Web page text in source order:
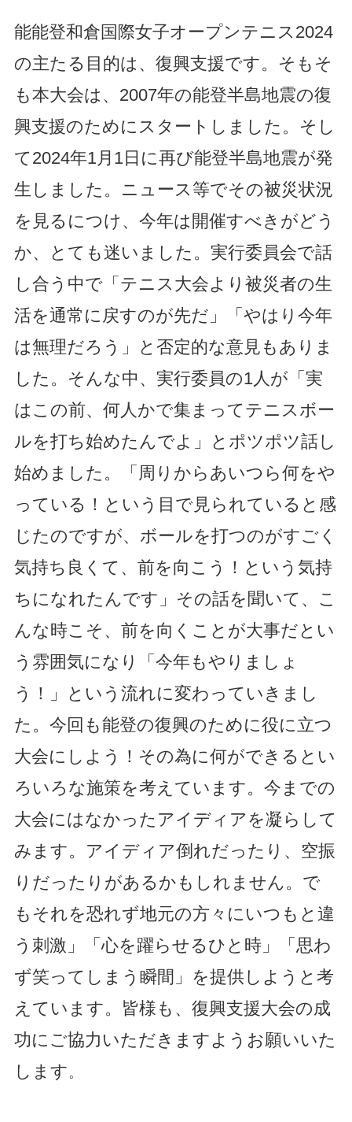
能能登和倉国際女子オープンテニス2024
の主たる目的は、復興支援です。そもそ
も本大会は、2007年の能登半島地震の復
興支援のためにスタートしました。そし
て2024年1月1日に再び能登半島地震が発
生しました。ニュース等でその被災状況
を見るにつけ、今年は開催すべきがどう
か、とても迷いました。実行委員会で話
し合う中で「テニス大会より被災者の生
活を通常に戻すのが先だ」「やはり今年
は無理だろう」と否定的な意見もありま
した。そんな中、実行委員の1人が「実
はこの前、何人かで集まってテニスボー
ルを打ち始めたんでよ」とポツポツ話し
始めました。「周りからあいつら何をや
っている！という目で見られていると感
じたのですが、ボールを打つのがすごく
気持ち良くて、前を向こう！という気持
ちになれたんです」その話を聞いて、こ
んな時こそ、前を向くことが大事だとい
う雰囲気になり「今年もやりましょ
う！」という流れに変わっていきまし
た。今回も能登の復興のために役に立つ
大会にしよう！その為に何ができるとい
ろいろな施策を考えています。今までの
大会にはなかったアイディアを凝らして
みます。アイディア倒れだったり、空振
りだったりがあるかもしれません。で
もそれを恐れず地元の方々にいつもと違
う刺激」「心を躍らせるひと時」「思わ
ず笑ってしまう瞬間」を提供しようと考
えています。皆様も、復興支援大会の成
功にご協力いただきますようお願いいた
します 。